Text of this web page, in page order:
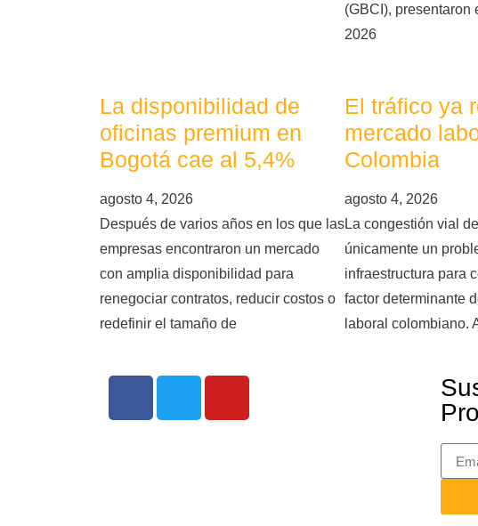
(GBCI), presentaron
2026
La disponibilidad de
oficinas premium en
Bogotá cae al 5,4%
agosto 4, 2026
Después de varios años en los que las
empresas encontraron un mercado
con amplia disponibilidad para
renegociar contratos, reducir costos o
redefinir el tamaño de
El tráfico ya
mercado
Colombia
agosto 4, 2026
La congestión vial
únicamente un
infraestructura para
factor determinante
laboral colombiano.